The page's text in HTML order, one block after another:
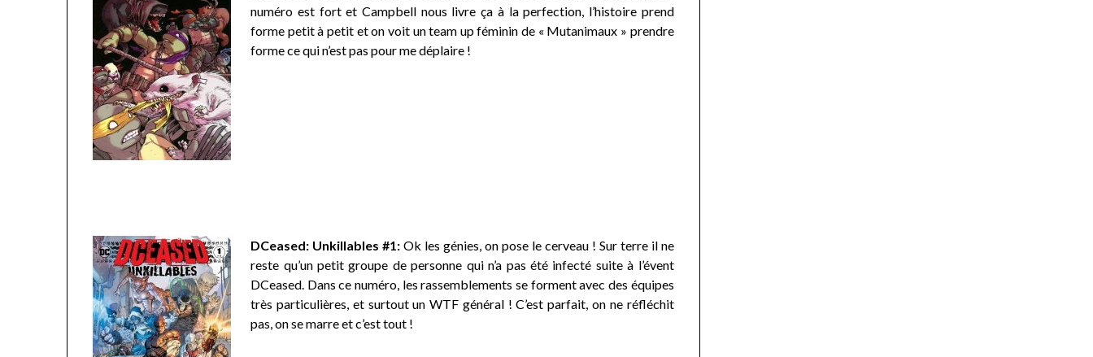
numéro est fort et Campbell nous livre ça à la perfection, l’histoire prend
forme petit à petit et on voit un team up féminin de « Mutanimaux » prendre
forme ce qui n’est pas pour me déplaire !
DCeased: Unkillables #1: Ok les génies, on pose le cerveau ! Sur terre il ne
reste qu’un petit groupe de personne qui n’a pas été infecté suite à l’évent
DCeased. Dans ce numéro, les rassemblements se forment avec des équipes
très particulières, et surtout un WTF général ! C’est parfait, on ne réfléchit
pas, on se marre et c’est tout !